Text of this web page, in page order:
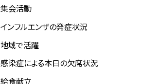
集会活動
インフルエンザの発症状況
地域で活躍
感染症による本日の欠席状況
給食献立